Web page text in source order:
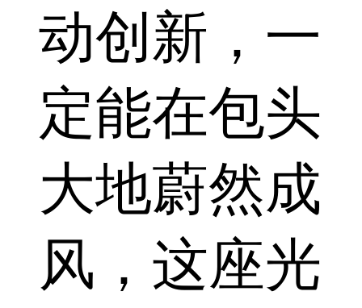
动创新，一
定能在包头
大地蔚然成
风，这座光